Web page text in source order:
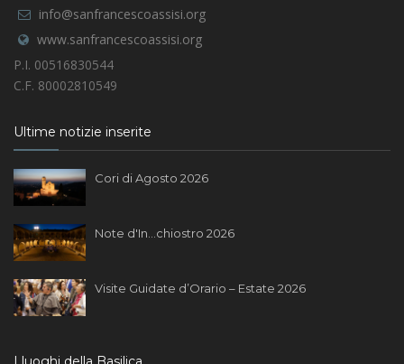
info@sanfrancescoassisi.org
www.sanfrancescoassisi.org
P.I. 00516830544
C.F. 80002810549
Ultime notizie inserite
Cori di Agosto 2026
Note d'In...chiostro 2026
Visite Guidate d’Orario – Estate 2026